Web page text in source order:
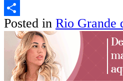
Email
Share
Posted in Rio Grande